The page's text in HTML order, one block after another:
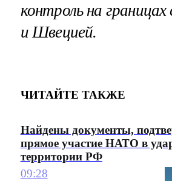
контроль на границах
и Швецией.
ЧИТАЙТЕ ТАКЖЕ
Найдены документы,
прямое участие НАТО в
территории РФ
09:28